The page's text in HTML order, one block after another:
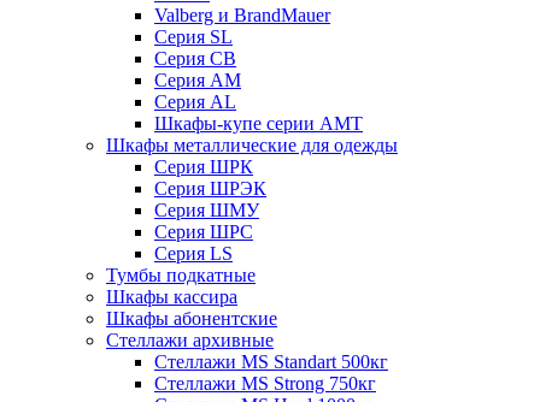
Valberg и BrandMauer
Cерия SL
Серия СВ
Серия АМ
Серия AL
Шкафы-купе серии AMT
Шкафы металлические для одежды
Серия ШРК
Серия ШРЭК
Серия ШМУ
Серия ШРС
Серия LS
Тумбы подкатные
Шкафы кассира
Шкафы абонентские
Стеллажи архивные
Стеллажи MS Standart 500кг
Стеллажи MS Strong 750кг